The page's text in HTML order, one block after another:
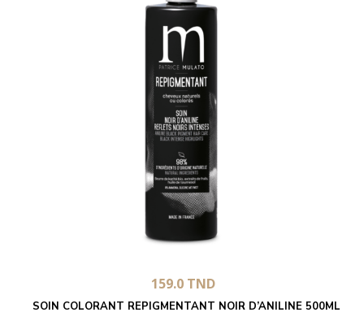
SOIN COLORANT REPIGMENTANT NOIR D’ANILINE 500ML
159.0 TND